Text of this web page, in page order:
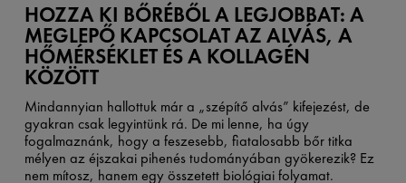
HOZZA KI BŐRÉBŐL A LEGJOBBAT: A
MEGLEPŐ KAPCSOLAT AZ ALVÁS, A
HŐMÉRSÉKLET ÉS A KOLLAGÉN
KÖZÖTT
Mindannyian hallottuk már a „szépítő alvás” kifejezést, de
gyakran csak legyintünk rá. De mi lenne, ha úgy
fogalmaznánk, hogy a feszesebb, fiatalosabb bőr titka
mélyen az éjszakai pihenés tudományában gyökerezik? Ez
nem mítosz, hanem egy összetett biológiai folyamat.